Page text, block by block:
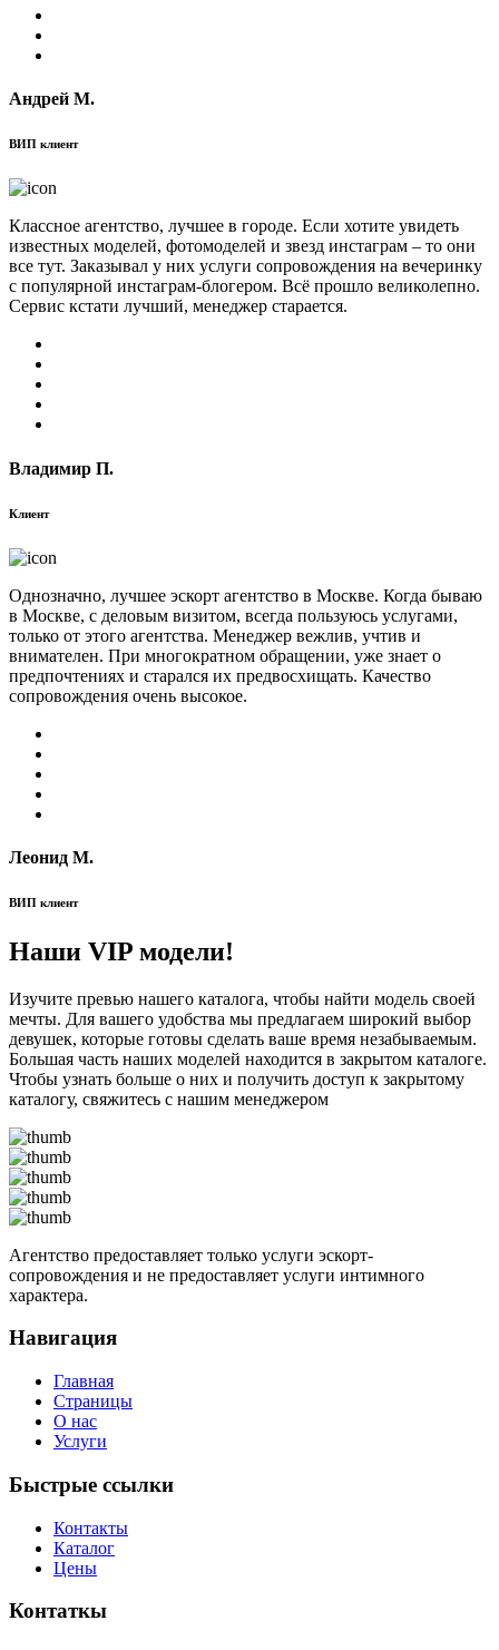
Андрей М.
ВИП клиент
Классное агентство, лучшее в городе. Если хотите увидеть
известных моделей, фотомоделей и звезд инстаграм – то они
все тут. Заказывал у них услуги сопровождения на вечеринку
с популярной инстаграм-блогером. Всё прошло великолепно.
Сервис кстати лучший, менеджер старается.
Владимир П.
Клиент
Однозначно, лучшее эскорт агентство в Москве. Когда бываю
в Москве, с деловым визитом, всегда пользуюсь услугами,
только от этого агентства. Менеджер вежлив, учтив и
внимателен. При многократном обращении, уже знает о
предпочтениях и старался их предвосхищать. Качество
сопровождения очень высокое.
Леонид М.
ВИП клиент
Наши VIP модели!
Изучите превью нашего каталога, чтобы найти модель своей
мечты. Для вашего удобства мы предлагаем широкий выбор
девушек, которые готовы сделать ваше время незабываемым.
Большая часть наших моделей находится в закрытом каталоге.
Чтобы узнать больше о них и получить доступ к закрытому
каталогу, свяжитесь с нашим менеджером
Агентство предоставляет только услуги эскорт-
сопровождения и не предоставляет услуги интимного
характера.
Навигация
Главная
Страницы
О нас
Услуги
Быстрые ссылки
Контакты
Каталог
Цены
Контаткы